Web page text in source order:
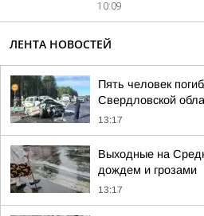
10:09
ЛЕНТА НОВОСТЕЙ
Пять человек
Свердловской
13:17
Выходные на
дождем и грозами
13:17